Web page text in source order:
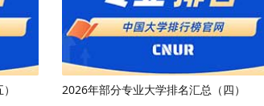
2026年部分专业大学排名汇总（四）